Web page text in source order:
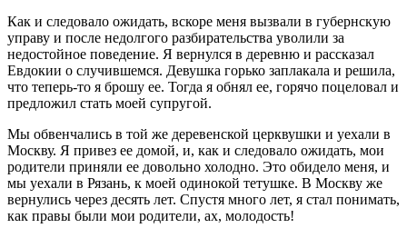
Как и следовало ожидать, вскоре меня вызвали в губернскую
управу и после недолгого разбирательства уволили за
недостойное поведение. Я вернулся в деревню и рассказал
Евдокии о случившемся. Девушка горько заплакала и решила,
что теперь-то я брошу ее. Тогда я обнял ее, горячо поцеловал и
предложил стать моей супругой.
Мы обвенчались в той же деревенской церквушки и уехали в
Москву. Я привез ее домой, и, как и следовало ожидать, мои
родители приняли ее довольно холодно. Это обидело меня, и
мы уехали в Рязань, к моей одинокой тетушке. В Москву же
вернулись через десять лет. Спустя много лет, я стал понимать,
как правы были мои родители, ах, молодость!